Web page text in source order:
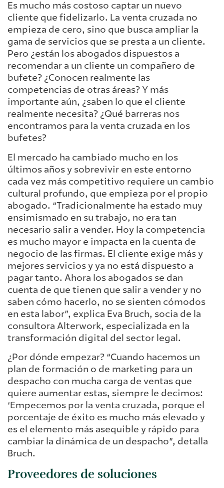
Es mucho más costoso captar un nuevo
cliente que fidelizarlo. La venta cruzada no
empieza de cero, sino que busca ampliar la
gama de servicios que se presta a un cliente.
Pero ¿están los abogados dispuestos a
recomendar a un cliente un compañero de
bufete? ¿Conocen realmente las
competencias de otras áreas? Y más
importante aún, ¿saben lo que el cliente
realmente necesita? ¿Qué barreras nos
encontramos para la venta cruzada en los
bufetes?
El mercado ha cambiado mucho en los
últimos años y sobrevivir en este entorno
cada vez más competitivo requiere un cambio
cultural profundo, que empieza por el propio
abogado. “Tradicionalmente ha estado muy
ensimismado en su trabajo, no era tan
necesario salir a vender. Hoy la competencia
es mucho mayor e impacta en la cuenta de
negocio de las firmas. El cliente exige más y
mejores servicios y ya no está dispuesto a
pagar tanto. Ahora los abogados se dan
cuenta de que tienen que salir a vender y no
saben cómo hacerlo, no se sienten cómodos
en esta labor”, explica Eva Bruch, socia de la
consultora Alterwork, especializada en la
transformación digital del sector legal.
¿Por dónde empezar? “Cuando hacemos un
plan de formación o de marketing para un
despacho con mucha carga de ventas que
quiere aumentar estas, siempre le decimos:
‘Empecemos por la venta cruzada, porque el
porcentaje de éxito es mucho más elevado y
es el elemento más asequible y rápido para
cambiar la dinámica de un despacho”, detalla
Bruch.
Proveedores de soluciones